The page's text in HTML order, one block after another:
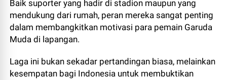
Baik suporter yang hadir di stadion maupun yang
mendukung dari rumah, peran mereka sangat penting
dalam membangkitkan motivasi para pemain Garuda
Muda di lapangan.
Laga ini bukan sekadar pertandingan biasa, melainkan
kesempatan bagi Indonesia untuk membuktikan